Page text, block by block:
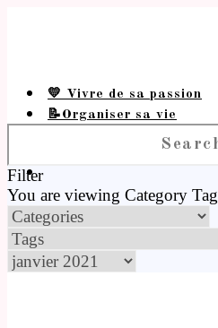
💛 Vivre de sa passion
📝Organiser sa vie
Filter
You are viewing Category Tag